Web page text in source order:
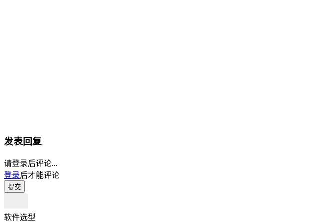
发表回复
请登录后评论...
登录后才能评论
提交
软件选型